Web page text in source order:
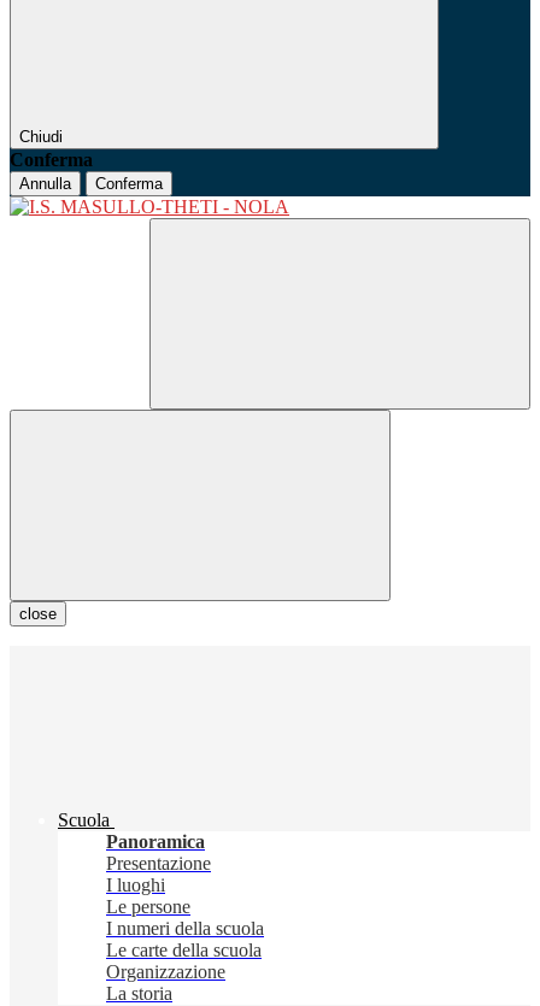
Chiudi
Conferma
Annulla Conferma
close
Scuola
Panoramica
Presentazione
I luoghi
Le persone
I numeri della scuola
Le carte della scuola
Organizzazione
La storia